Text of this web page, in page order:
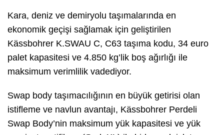
Kara, deniz ve demiryolu taşımalarında en
ekonomik geçişi sağlamak için geliştirilen
Kässbohrer K.SWAU C, C63 taşıma kodu, 34 euro
palet kapasitesi ve 4.850 kg’lik boş ağırlığı ile
maksimum verimlilik vadediyor.
Swap body taşımacılığının en büyük getirisi olan
istifleme ve navlun avantajı, Kässbohrer Perdeli
Swap Body’nin maksimum yük kapasitesi ve yük